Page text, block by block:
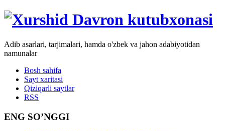
Adib asarlari, tarjimalari, hamda o'zbek va jahon adabiyotidan
namunalar
Bosh sahifa
Sayt xaritasi
Qiziqarli saytlar
RSS
ENG SO’NGGI